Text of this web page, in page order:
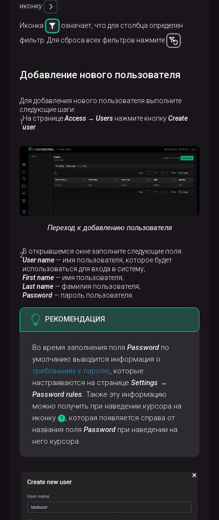
иконку
.
Иконка
означает, что для столбца определен
фильтр. Для сброса всех фильтров нажмите
Добавление нового пользователя
Для добавления нового пользователя выполните
следующие шаги:
На страницеAccess → Users нажмите кнопкуCreate
user.
Переход к добавлению пользователя
В открывшемся окне заполните следующие поля:
User name— имя пользователя, которое будет
использоваться для входа в систему;
First name— имя пользователя;
Last name— фамилия пользователя;
Password— пароль пользователя.
РЕКОМЕНДАЦИЯ
Во время заполнения поля Passwordпо
умолчанию выводится информация о
требованиях к паролю, которые
настраиваются на странице Settings →
Password rules. Также эту информацию
можно получить при наведении курсора на
иконку
, которая появляется справа от
названия поля Passwordпри наведении на
него курсора.